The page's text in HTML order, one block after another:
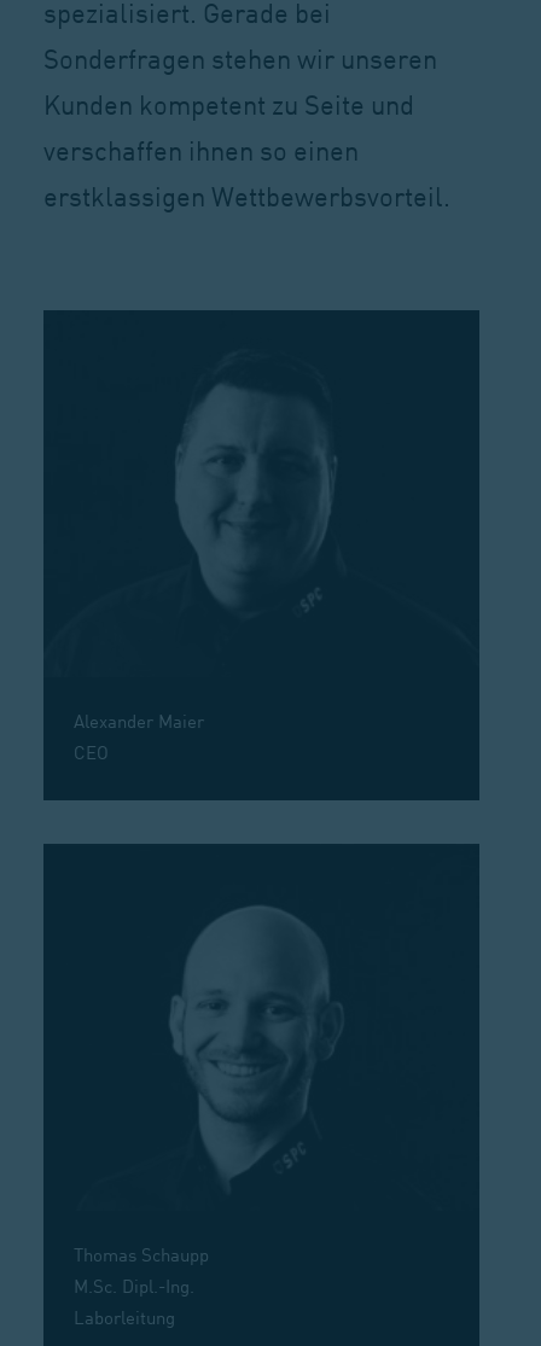
spezialisiert. Gerade bei
Sonderfragen stehen wir unseren
Kunden kompetent zu Seite und
verschaffen ihnen so einen
erstklassigen Wettbewerbsvorteil.
Alexander Maier
CEO
Thomas Schaupp
M.Sc. Dipl.-Ing.
Laborleitung